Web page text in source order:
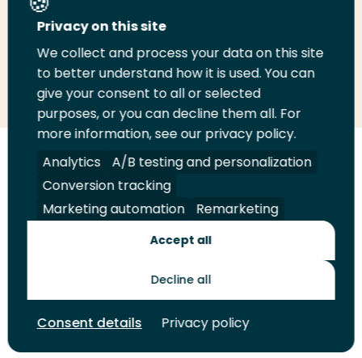
Deel deze pagina
Deel
LinkedIn
Deel
op
Twitter
Deel
op
Facebook
Email
deze
pagina
Print
deze
pagina
Volg
ons
op
LinkedIn
Volg
ons
op
Facebook
Volg
ons
op
YouTube
Volg
ons
op
Instagram
Juridisch Security A-Z Index
Contact
Toekomstmakers
Privacy on this site
We collect and process your data on this site
to better understand how it is used. You can
give your consent to all or selected
purposes, or you can decline them all. For
more information, see our privacy policy.
Analytics
A/B testing and personalization
Conversion tracking
Marketing automation
Remarketing
Accept all
Decline all
Consent details Privacy policy